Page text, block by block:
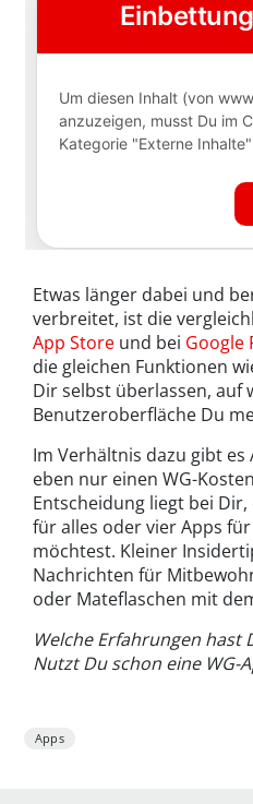
Etwas länger dabei und
verbreitet, ist die
App Store und bei Google
die gleichen Funktionen
Dir selbst überlassen, auf
Benutzeroberfläche Du
Im Verhältnis dazu gibt es
eben nur einen WG-
Entscheidung liegt bei
für alles oder vier Apps
möchtest. Kleiner
Nachrichten für
oder Mateflaschen mit
Welche Erfahrungen hast
Nutzt Du schon eine WG-
Apps